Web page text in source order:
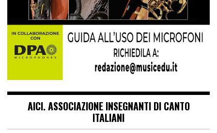
AICI. ASSOCIAZIONE INSEGNANTI DI CANTO
ITALIANI